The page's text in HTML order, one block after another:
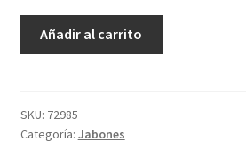
Vegetal
Cremosos
Añadir al carrito
SKU: 72985
Categoría: Jabones